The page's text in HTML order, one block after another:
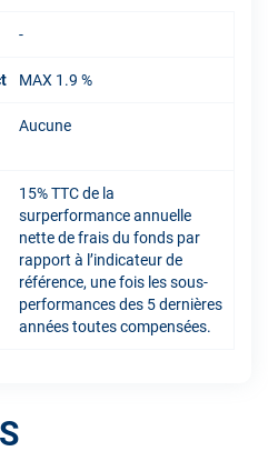
-
MAX 1.9 %
Aucune
15% TTC de la
surperformance annuelle
nette de frais du fonds par
rapport à l’indicateur de
référence, une fois les sous-
performances des 5 dernières
années toutes compensées.